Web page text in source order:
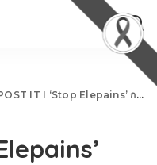
IT I ‘Stop Elepains’ กางเกงช้างแสนรู้